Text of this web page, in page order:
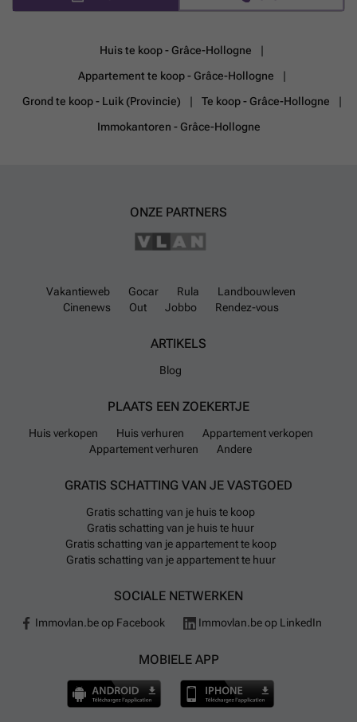
un espace qui vous ressemble, dans un environnement où confort et
avoir plus d'informations ? Contactez-nous au : - ### - ### - ###
GROUP SKYIMMO « Informations données à titre indicatif et non
contractuelles. Cette annonce ne constitue pas une offre. »
Huis te koop - Grâce-Hollogne
Appartement te koop - Grâce-Hollogne
Grond te koop - Luik (Provincie)
Te koop - Grâce-Hollogne
Immokantoren - Grâce-Hollogne
ONZE PARTNERS
Vakantieweb Gocar Rula
Landbouwleven
Cinenews
Out Jobbo Rendez-vous
ARTIKELS
Blog
PLAATS EEN ZOEKERTJE
Huis verkopen Huis verhuren
Appartement verkopen
Appartement verhuren
Andere
GRATIS SCHATTING VAN JE VASTGOED
Gratis schatting van je huis te koop
Gratis schatting van je huis te huur
Gratis schatting van je appartement te koop
Gratis schatting van je appartement te huur
SOCIALE NETWERKEN
Immovlan.be op Facebook Immovlan.be op LinkedIn
MOBIELE APP